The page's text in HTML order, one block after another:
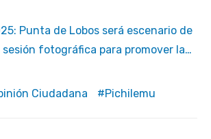
Punta de Lobos será escenario de
fotográfica para promover la…
Ciudadana Pichilemu